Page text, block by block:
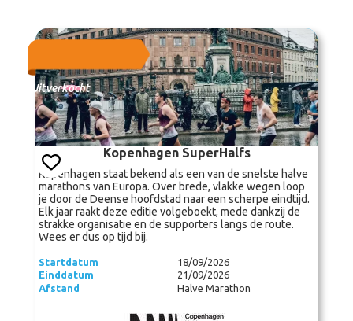
Uitverkocht
Kopenhagen SuperHalfs
Kopenhagen staat bekend als een van de snelste halve
marathons van Europa. Over brede, vlakke wegen loop
je door de Deense hoofdstad naar een scherpe eindtijd.
Elk jaar raakt deze editie volgeboekt, mede dankzij de
strakke organisatie en de supporters langs de route.
Wees er dus op tijd bij.
Startdatum
18/09/2026
Einddatum
21/09/2026
Afstand
Halve Marathon